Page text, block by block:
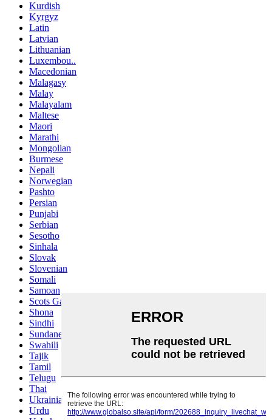
Kurdish
Kyrgyz
Latin
Latvian
Lithuanian
Luxembou..
Macedonian
Malagasy
Malay
Malayalam
Maltese
Maori
Marathi
Mongolian
Burmese
Nepali
Norwegian
Pashto
Persian
Punjabi
Serbian
Sesotho
Sinhala
Slovak
Slovenian
Somali
Samoan
Scots Gaelic
Shona
Sindhi
Sundanese
Swahili
Tajik
Tamil
Telugu
Thai
Ukrainian
Urdu